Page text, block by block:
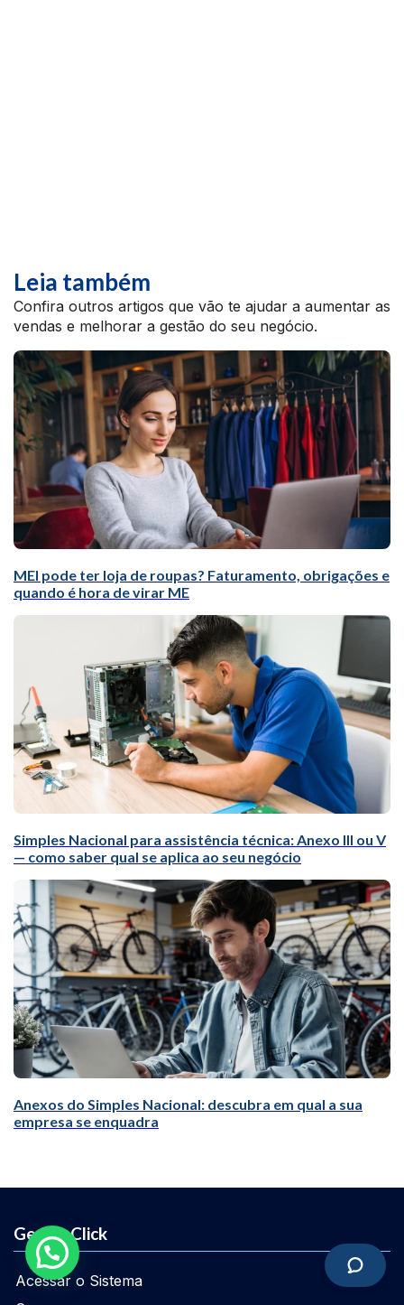
Leia também
Confira outros artigos que vão te ajudar a aumentar as
vendas e melhorar a gestão do seu negócio.
MEI pode ter loja de roupas? Faturamento, obrigações e
quando é hora de virar ME
Simples Nacional para assistência técnica: Anexo III ou V
— como saber qual se aplica ao seu negócio
Anexos do Simples Nacional: descubra em qual a sua
empresa se enquadra
GestãoClick
Acessar o Sistema